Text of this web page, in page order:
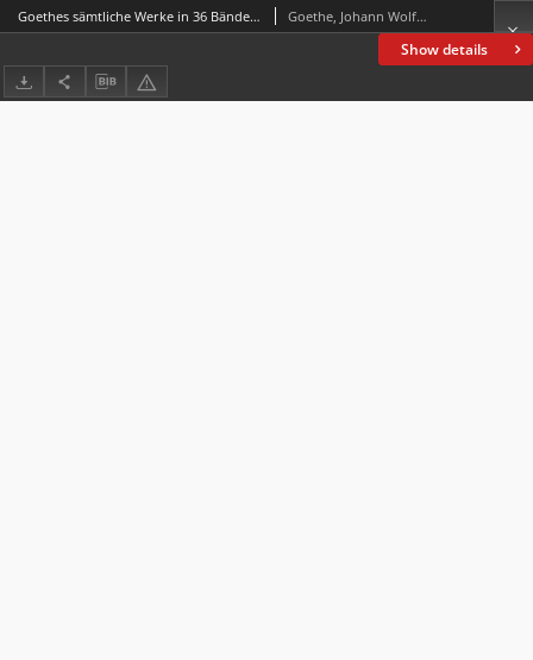
Show details
Goethes sämtliche Werke in 36 Bänden. Bd. 21, Aus meinem Leben : Dichtung und Wahrheit. T. 3-4 Goethe, Johann Wolfgang von (1749-1832)